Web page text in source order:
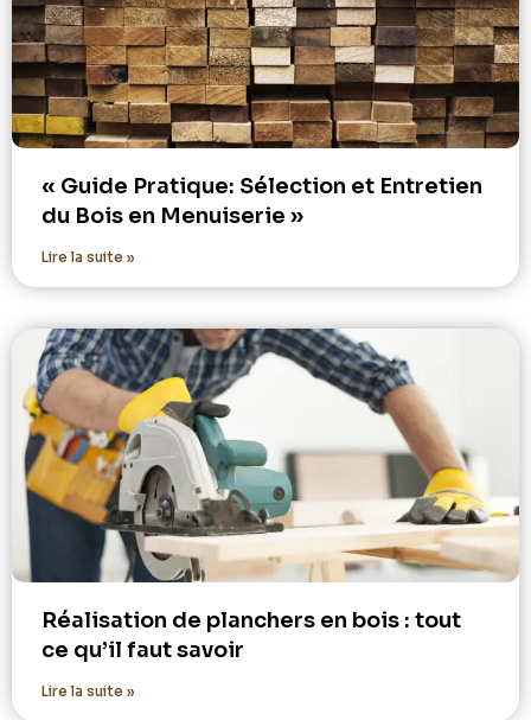
« Guide Pratique: Sélection et Entretien
du Bois en Menuiserie »
Lire la suite »
Réalisation de planchers en bois : tout
ce qu’il faut savoir
Lire la suite »